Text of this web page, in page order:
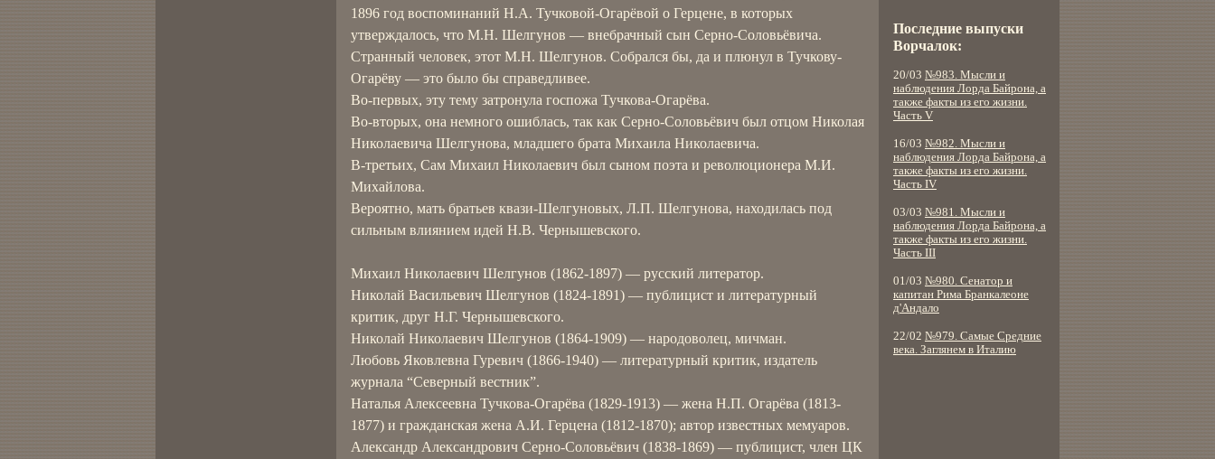
1896 год воспоминаний Н.А. Тучковой-Огарёвой о Герцене, в которых
утверждалось, что М.Н. Шелгунов — внебрачный сын Серно-Соловьёвича.
Странный человек, этот М.Н. Шелгунов. Собрался бы, да и плюнул в Тучкову-
Огарёву — это было бы справедливее.
Во-первых, эту тему затронула госпожа Тучкова-Огарёва.
Во-вторых, она немного ошиблась, так как Серно-Соловьёвич был отцом Николая
Николаевича Шелгунова, младшего брата Михаила Николаевича.
В-третьих, Сам Михаил Николаевич был сыном поэта и революционера М.И.
Михайлова.
Вероятно, мать братьев квази-Шелгуновых, Л.П. Шелгунова, находилась под
сильным влиянием идей Н.В. Чернышевского.
Михаил Николаевич Шелгунов (1862-1897) — русский литератор.
Николай Васильевич Шелгунов (1824-1891) — публицист и литературный
критик, друг Н.Г. Чернышевского.
Николай Николаевич Шелгунов (1864-1909) — народоволец, мичман.
Любовь Яковлевна Гуревич (1866-1940) — литературный критик, издатель
журнала “Северный вестник”.
Наталья Алексеевна Тучкова-Огарёва (1829-1913) — жена Н.П. Огарёва (1813-
1877) и гражданская жена А.И. Герцена (1812-1870); автор известных мемуаров.
Александр Александрович Серно-Соловьёвич (1838-1869) — публицист, член ЦК
Последние выпуски
Ворчалок:
20/03 №983. Мысли и
наблюдения Лорда Байрона, а
также факты из его жизни.
Часть V
16/03 №982. Мысли и
наблюдения Лорда Байрона, а
также факты из его жизни.
Часть IV
03/03 №981. Мысли и
наблюдения Лорда Байрона, а
также факты из его жизни.
Часть III
01/03 №980. Сенатор и
капитан Рима Бранкалеоне
д'Андало
22/02 №979. Самые Средние
века. Заглянем в Италию